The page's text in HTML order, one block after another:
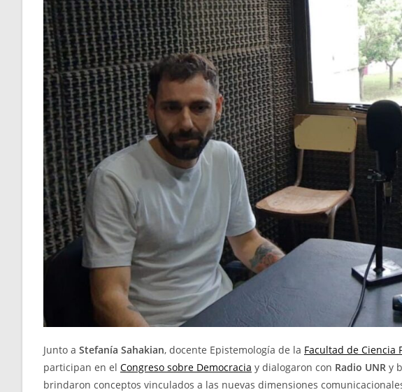
Junto a Stefanía Sahakian, docente Epistemología de la Facultad de Ciencia
participan en el Congreso sobre Democracia y dialogaron con Radio UNR y
brindaron conceptos vinculados a las nuevas dimensiones